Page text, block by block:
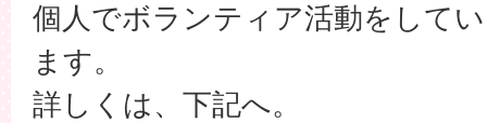
個人でボランティア活動をして
ます。
詳しくは、下記へ。